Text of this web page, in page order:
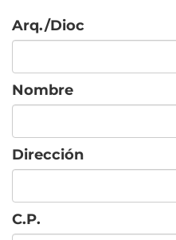
Arq./Dioc
Nombre
Dirección
C.P.